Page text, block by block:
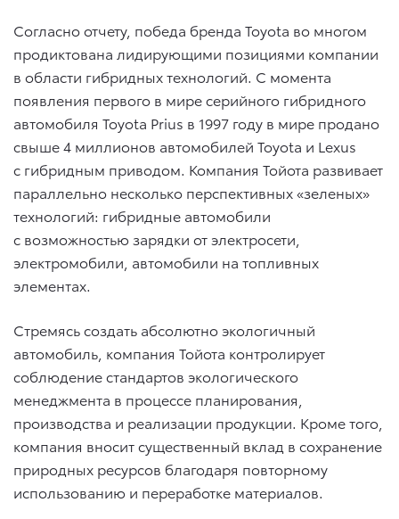
Согласно отчету, победа бренда Toyota во многом
продиктована лидирующими позициями компании
в области гибридных технологий. С момента
появления первого в мире серийного гибридного
автомобиля Toyota Prius в 1997 году в мире продано
свыше 4 миллионов автомобилей Toyota и Lexus
с гибридным приводом. Компания Тойота развивает
параллельно несколько перспективных «зеленых»
технологий: гибридные автомобили
с возможностью зарядки от электросети,
электромобили, автомобили на топливных
элементах.
Стремясь создать абсолютно экологичный
автомобиль, компания Тойота контролирует
соблюдение стандартов экологического
менеджмента в процессе планирования,
производства и реализации продукции. Кроме того,
компания вносит существенный вклад в сохранение
природных ресурсов благодаря повторному
использованию и переработке материалов.